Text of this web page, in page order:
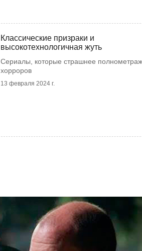
Классические призраки и
высокотехнологичная жуть
Сериалы, которые страшнее
хорроров
13 февраля 2024 г.